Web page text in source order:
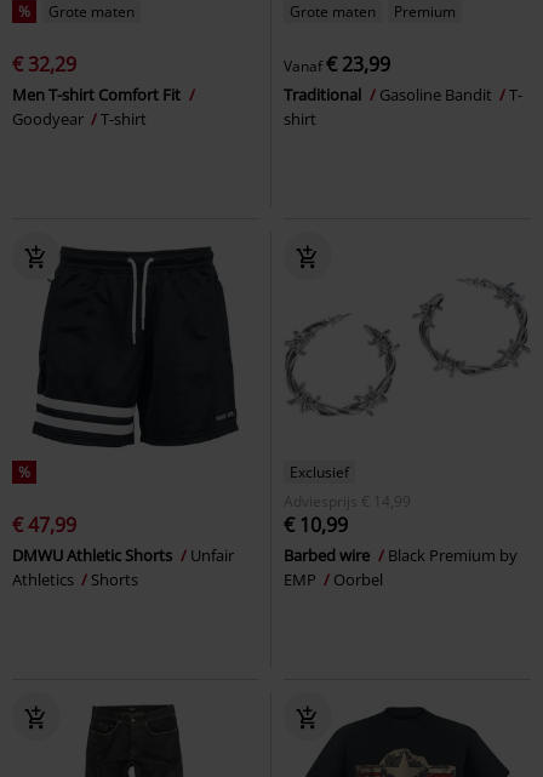
% Grote maten
€ 32,29
Men T-shirt Comfort Fit
Goodyear
T-shirt
Grote maten Premium
Vanaf€ 23,99
Traditional Gasoline Bandit
T-
shirt
%
€ 47,99
DMWU Athletic Shorts
Unfair
Athletics
Shorts
Exclusief
Adviesprijs
€ 14,99
€ 10,99
Barbed wire
Black Premium by
EMP
Oorbel